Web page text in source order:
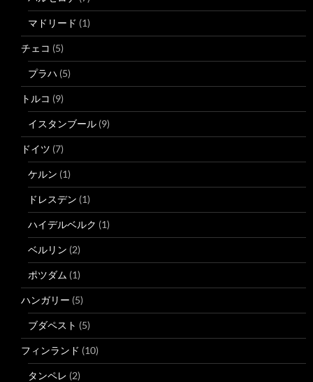
マドリード (1)
チェコ (5)
プラハ (5)
トルコ (9)
イスタンブール (9)
ドイツ (7)
ケルン (1)
ドレスデン (1)
ハイデルベルク (1)
ベルリン (2)
ポツダム (1)
ハンガリー (5)
ブダペスト (5)
フィンランド (10)
タンペレ (2)